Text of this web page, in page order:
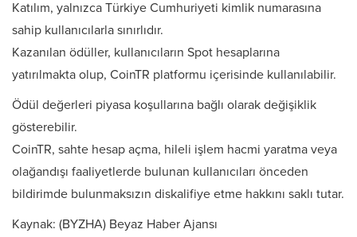
Katılım, yalnızca Türkiye Cumhuriyeti kimlik numarasına
sahip kullanıcılarla sınırlıdır.
Kazanılan ödüller, kullanıcıların Spot hesaplarına
yatırılmakta olup, CoinTR platformu içerisinde kullanılabilir.
Ödül değerleri piyasa koşullarına bağlı olarak değişiklik
gösterebilir.
CoinTR, sahte hesap açma, hileli işlem hacmi yaratma veya
olağandışı faaliyetlerde bulunan kullanıcıları önceden
bildirimde bulunmaksızın diskalifiye etme hakkını saklı tutar.
Kaynak: (BYZHA) Beyaz Haber Ajansı